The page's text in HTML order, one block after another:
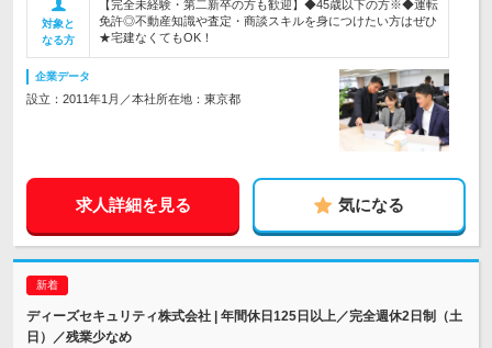
対象と
なる方
【完全未経験・第二新卒の方も歓迎】◆45歳以下の方※◆運転
免許◎不動産知識や査定・商談スキルを身につけたい方はぜひ
★宅建なくてもOK！
企業データ
設立：2011年1月／本社所在地：東京都
求人詳細を見る 気になる
ディーズセキュリティ株式会社 | 年間休日125日以上／完全週休2日制（土
日）／残業少なめ